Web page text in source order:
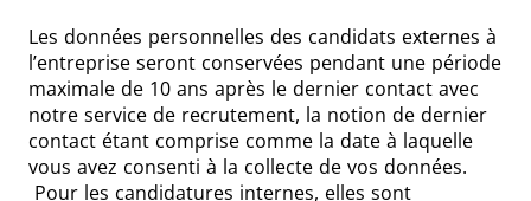
Les données personnelles des candidats externes à
l’entreprise seront conservées pendant une période
maximale de 10 ans après le dernier contact avec
notre service de recrutement, la notion de dernier
contact étant comprise comme la date à laquelle
vous avez consenti à la collecte de vos données.
Pour les candidatures internes, elles sont